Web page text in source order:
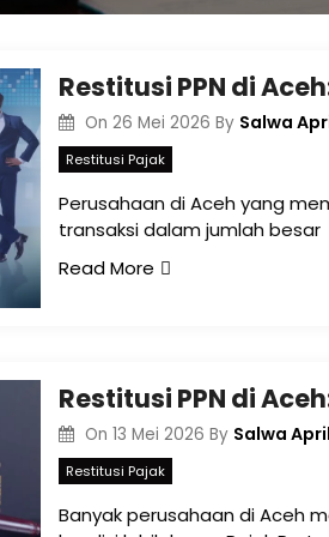
On 26 Mei 2026 By Salwa
Restitusi Pajak
Perusahaan di Aceh yang
transaksi dalam jumlah besar
Read More
On 13 Mei 2026 By Salwa
Restitusi Pajak
Banyak perusahaan di Aceh